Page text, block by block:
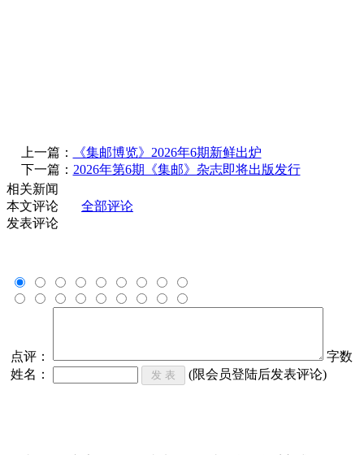
上一篇：
《集邮博览》2026年6期新鲜出炉
下一篇： 2026年第6期《集邮》杂志即将出版发行
相关新闻
本文评论
全部评论
发表评论
点评：
字数
姓名：
(限会员登陆后发表评论)